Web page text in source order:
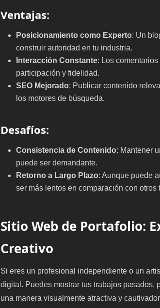
Ventajas:
Posicionamiento como Experto: Un
construir autoridad en tu industria.
Interacción Constante: Los
participación y fidelidad.
SEO Mejorado: Publicar contenido
los motores de búsqueda.
Desafíos:
Consistencia de Contenido: Mantener
puede ser demandante.
Retorno a Largo Plazo: Aunque puede
ser más lentos en comparación con otros
Sitio Web de Portafolio:
Creativo
Si eres un profesional independiente o un
digital. Puedes mostrar tus trabajos
una manera visualmente atractiva y